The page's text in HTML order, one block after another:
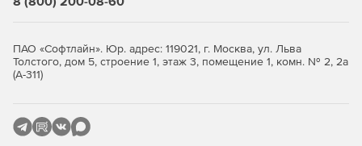
ПАО «Софтлайн». Юр. адрес: 119021, г. Москва, ул. Льва
Толстого, дом 5, строение 1, этаж 3, помещение 1, комн. № 2, 2а
(А-311)